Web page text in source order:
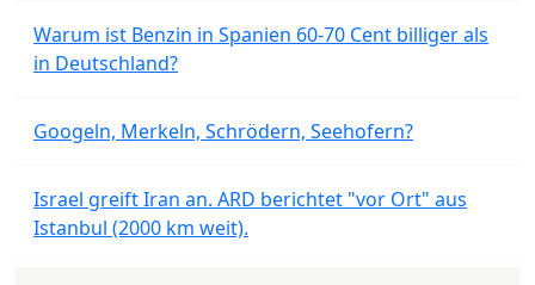
Warum ist Benzin in Spanien 60-70 Cent billiger als
in Deutschland?
Googeln, Merkeln, Schrödern, Seehofern?
Israel greift Iran an. ARD berichtet "vor Ort" aus
Istanbul (2000 km weit).